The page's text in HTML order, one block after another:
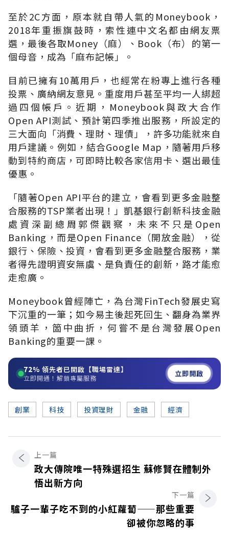
至於2C方面，原本就自帶人氣的Moneybook，
2018年重振旗鼓時，索性連中文名都由網友票
選，最後各取Money（麻）、Book（布）的第一
個母音，成為「麻布記帳」。
目前已擁有10萬用戶，也經常在粉專上進行各種
投票、廣納網友意見。重度用戶甚至平均一人綁超
過四個帳戶。近期，Moneybook與政大合作
Open API測試、預計第四季推出服務，所設定的
三大面向「消費、理財、理債」，許多功能就來自
用戶建議。例如，結合Google Map，隨著用戶移
動到特約商店，可即時比較各家信用卡、選出最佳
優惠。
「隨著Open API平台的建立，會看到更多金融整
合服務的TSP業者出現！」凱基銀行創新科技金融
處資深副總周郭傑觀察，未來不只是Open
Banking，而是Open Finance（開放金融），從
銀行、保險、投資，會看到更多金融整合服務，業
者得先證明資安無虞、是負責任的創新，路才能愈
走愈廣。
Moneybook曾經陣亡，為台灣FinTech發展史寫
下沉重的一筆；如今易主後起死回生、翻身為業界
領頭羊，箇中曲折，何嘗不是台灣發展Open
Banking的重要一課。
72% 領先者已開啟【職場雷達】
立即開通！解鎖專屬服務 立即開啟
創業 科技 投資理財 金融 經濟
上一篇
政大傳院唯一特殊選招生 蘇修賢在體制外
悟出新方向
下一篇
驢子一輩子吃不到的小紅蘿蔔——那些重要
卻被你忽略的事